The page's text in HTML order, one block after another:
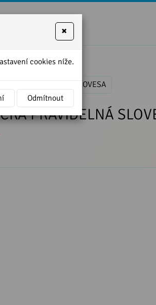
PRAVIDELNÁ SLOVESA
PRAVIDELNÁ
×
cookies níže.
Odmítnout